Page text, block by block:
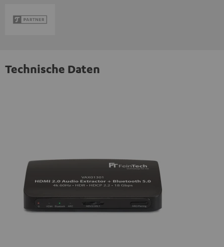
Technische Daten